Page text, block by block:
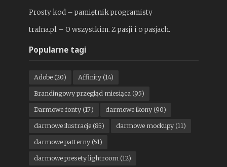
Prosty kod – pamiętnik programisty
trafna.pl – O wszystkim. Z pasji i o pasjach.
Popularne tagi
Adobe(20) Affinity(14)
Brandingowy przegląd miesiąca (95)
Darmowe fonty(17) darmowe ikony(90)
darmowe ilustracje(85) darmowe mockupy(11)
darmowe patterny(51)
darmowe presety lightroom (12)